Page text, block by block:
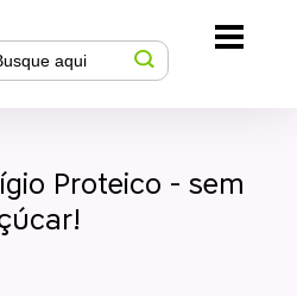
Proteico - sem